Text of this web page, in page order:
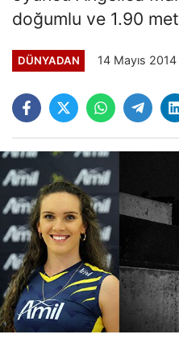
doğumlu ve 1.90
DÜNYADAN 14 Mayıs